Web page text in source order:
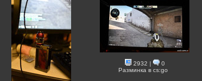
2932 |
0
Разминка в cs:go